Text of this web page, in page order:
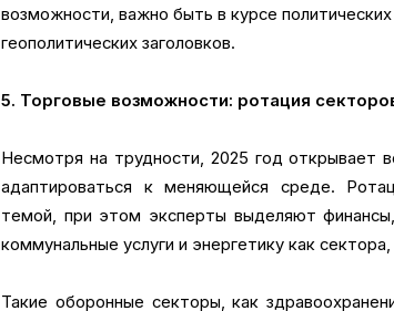
возможности, важно быть в курсе
геополитических заголовков.
5. Торговые возможности: ротация
Несмотря на трудности, 2025 год открывает
адаптироваться к меняющейся среде.
темой, при этом эксперты выделяют
коммунальные услуги и энергетику как
Такие оборонные секторы, как